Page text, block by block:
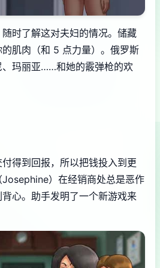
时了解这对夫妇的情况。储藏
肌肉（和 5 点力量）。俄罗斯
、玛丽亚……和她的霰弹枪的欢
得到回报，所以把钱投入到更
）在经销商处总是恶作
心。助手发明了一个新游戏来